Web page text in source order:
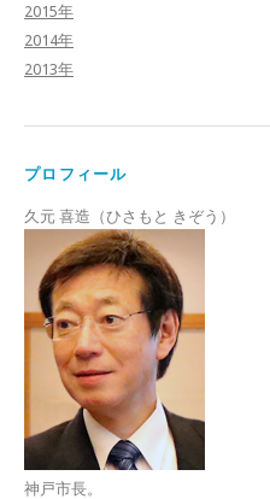
2015年
2014年
2013年
プロフィール
久元 喜造（ひさもと きぞう）
神戸市長。